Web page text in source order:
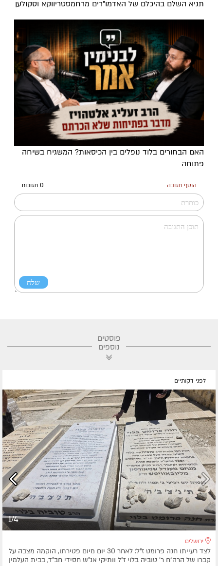
תניא השלם בהיכלם של האדמו"רים מרחמסטריווקא וסקולען
האם הבחורים בלוד נופלים בין הכיסאות? המשגיח בשיחה
פתוחה
הוסף תגובה 0 תגובות
פוסטים
נוספים
לפני דקותיים
1/4
ירושלים
לצד רעייתו חנה פרומט ז"ל: לאחר 30 יום מיום פטירתו, הוקמה מצבה על
קברו של הרה"ח ר' טוביה בלוי ז"ל וותיקי אנ"ש חסידי חב"ד, בבית העלמין